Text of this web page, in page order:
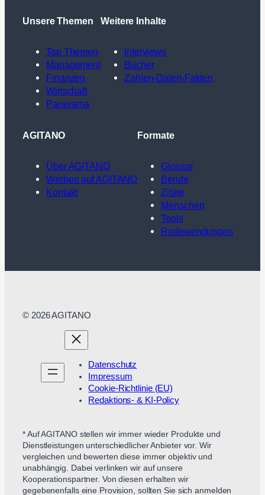
Unsere Themen
Top Themen
Management
Finanzen
Wirtschaft
Panorama
Weitere Inhalte
Interviews
Bücher
Zahlen-Daten-Fakten
AGITANO
Über AGITANO
Werben auf AGITANO
Kontakt
Formate
Glossar
Berufe
Zitate
Menschen
Tools
Redewendungen
© 2026 AGITANO
Datenschutz
Impressum
Cookie-Richtlinie (EU)
Redaktions- & KI-Policy
* Auf AGITANO stellen wir immer wieder Produkte und
Dienstleistungen unterschiedlicher Anbieter vor. Wir
vergleichen und bewerten diese immer objektiv und
unabhängig. Dabei verlinken wir auf unsere
Kooperationspartner. Von diesen erhalten wir
gegebenenfalls eine Provision, sollten Sie sich anmelden